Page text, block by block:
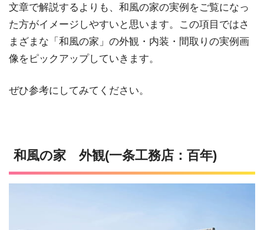
文章で解説するよりも、和風の家の実例をご覧になっ
た方がイメージしやすいと思います。この項目ではさ
まざまな「和風の家」の外観・内装・間取りの実例画
像をピックアップしていきます。
ぜひ参考にしてみてください。
和風の家 外観(一条工務店：百年)